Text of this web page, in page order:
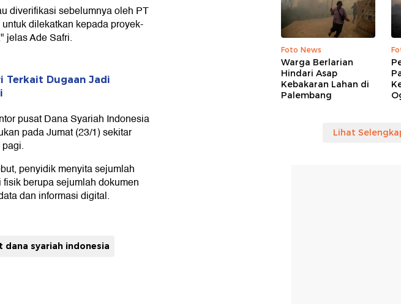
diverifikasi sebelumnya oleh PT
dilekatkan kepada proyek-
jelas Ade Safri.
Terkait Dugaan Jadi
pusat Dana Syariah Indonesia
pada Jumat (23/1) sekitar
penyidik menyita sejumlah
berupa sejumlah dokumen
dan informasi digital.
dana syariah indonesia
Foto News
Warga Berlarian
Hindari Asap
Kebakaran Lahan di
Palembang
Lihat